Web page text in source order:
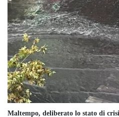
Maltempo, deliberato lo stato di